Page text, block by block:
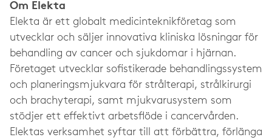
Om Elekta
Elekta är ett globalt medicinteknikföretag som
utvecklar och säljer innovativa kliniska lösningar för
behandling av cancer och sjukdomar i hjärnan.
Företaget utvecklar sofistikerade behandlingssystem
och planeringsmjukvara för strålterapi, strålkirurgi
och brachyterapi, samt mjukvarusystem som
stödjer ett effektivt arbetsflöde i cancervården.
Elektas verksamhet syftar till att förbättra, förlänga